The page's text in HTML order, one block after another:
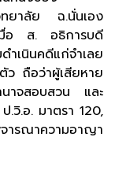
ยาลัย ฉ.นั่นเอง
อ ส. อธิการบดี
ำเนินคดีแก่จำเลย
ว ถือว่าผู้เสียหาย
าจสอบสวน และ
.วิ.อ. มาตรา 120,
จารณาความอาญา